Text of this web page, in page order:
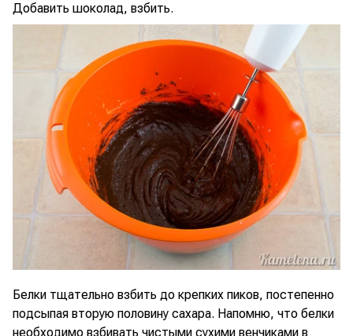
Добавить шоколад, взбить.
Белки тщательно взбить до крепких пиков, постепенно
подсыпая вторую половину сахара. Напомню, что белки
необходимо взбивать чистыми сухими венчиками в